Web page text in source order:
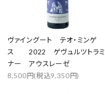
ヴァイングート テオ・ミンゲ
ス 2022 ゲヴュルツトラミ
ナー アウスレーゼ
8,500円(税込9,350円)
キーワード